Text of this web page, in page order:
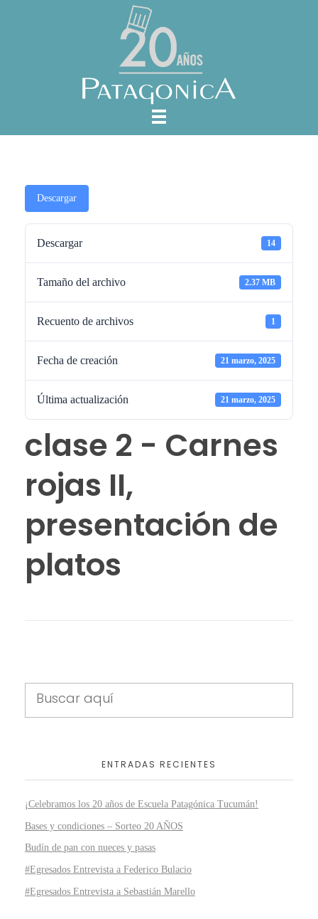
Descargar
Descargar 14
Tamaño del archivo 2.37 MB
Recuento de archivos 1
Fecha de creación 21 marzo, 2025
Última actualización 21 marzo, 2025
clase 2 - Carnes
rojas II,
presentación de
platos
ENTRADAS RECIENTES
¡Celebramos los 20 años de Escuela Patagónica Tucumán!
Bases y condiciones – Sorteo 20 AÑOS
Budín de pan con nueces y pasas
#Egresados Entrevista a Federico Bulacio
#Egresados Entrevista a Sebastián Marello